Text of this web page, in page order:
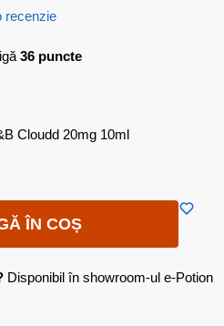
recenzie
36 puncte
Cloudd 20mg 10ml
ÎN COȘ
Disponibil în showroom-ul e-Potion